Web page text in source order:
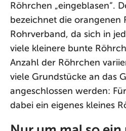
Röhrchen „eingeblasen“.
bezeichnet die orangenen
Rohrverband, da sich in
viele kleinere bunte
Anzahl der Röhrchen
viele Grundstücke an das
angeschlossen werden:
dabei ein eigenes kleines